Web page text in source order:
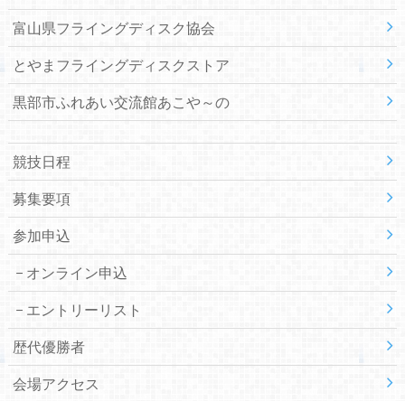
富山県フライングディスク協会
とやまフライングディスクストア
黒部市ふれあい交流館あこや～の
競技日程
募集要項
参加申込
オンライン申込
エントリーリスト
歴代優勝者
会場アクセス